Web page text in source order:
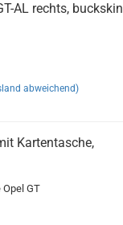
AL rechts, buckskin
abweichend)
Kartentasche,
GT